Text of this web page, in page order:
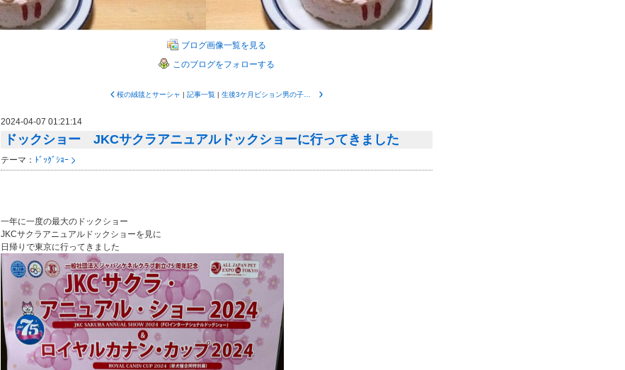
ブログ画像一覧を見る
このブログをフォローする
桜の絨毯とサーシャ | 記事一覧 | 生後3ケ月ビション男の子です。
2024-04-07 01:21:14
ドックショー JKCサクラアニュアルドックショーに行ってきました
テーマ： ﾄﾞｯｸﾞｼｮｰ
一年に一度の最大のドックショー
JKCサクラアニュアルドックショーを見に
日帰りで東京に行ってきました